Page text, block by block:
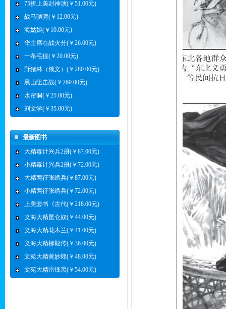
75折上美封神演(￥51.00元)
战马驰骋(￥12.00元)
海姑娘(￥10.00元)
华主席在战火分(￥26.00元)
一条毛毯(￥20.00元)
野猪林（俄文）(￥280.00元)
黑山阻击战(￥260.00元)
水帘洞(￥25.00元)
刘文学(￥35.00元)
最新图书
大精毒计兴兵2册(￥87.00元)
小精毒计兴兵2册(￥72.00元)
大精两征张绣兵(￥87.00元)
小精两征张绣兵(￥72.00元)
上美套书《古代(￥218.00元)
义海大精昆仑奴(￥44.00元)
义海大精花木兰(￥41.00元)
义海大精柳毅传(￥36.00元)
文苑大精黄妙郎(￥48.00元)
文苑大精雷锋黑(￥54.00元)